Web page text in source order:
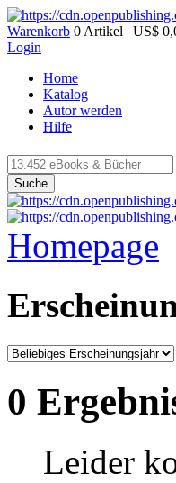
Warenkorb 0 Artikel | US$
Login
Home
Katalog
Autor werden
Hilfe
Suche
Homepage
0
Leider